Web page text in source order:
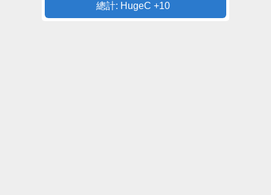
總計: HugeC +10